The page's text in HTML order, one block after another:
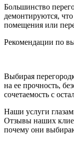
Большинство
демонтируются,
помещения или
Рекомендации по
Выбирая
на ее прочность,
сочетаемость с
Наши услуги
Отзывы наших
почему они